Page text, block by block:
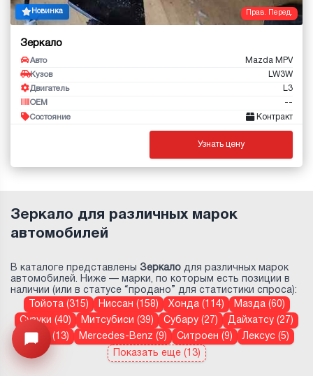
Прав. Перед.
Новинка
Зеркало
Авто Mazda MPV
Кузов LW3W
Двигатель L3
OEM --
Состояние Контракт
Узнать цену
Открыть меню
Зеркало для различных марок
автомобилей
В каталоге представлены Зеркало для различных марок
автомобилей. Ниже — марки, по которым есть позиции в
наличии (или в статусе “продано” для статистики спроса):
Тойота (315)
Ниссан (158) Хонда (114)
Мазда (60)
Сузуки (40)
Митсубиси (39) Субару (27)
Дайхатсу (27)
Volvo (13)
Mercedes-Benz (9) Ситроен (9)
Лексус (5)
Показать еще (13)